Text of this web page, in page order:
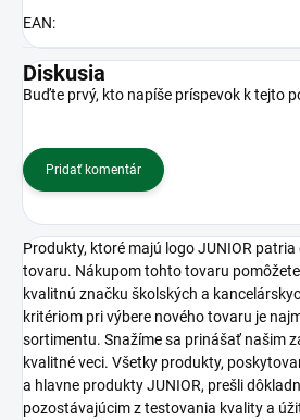
EAN:
Diskusia
Buďte prvý, kto napíše príspevok k tejto
Pridať komentár
Produkty, ktoré majú logo JUNIOR
tovaru. Nákupom tohto tovaru
kvalitnú značku školských a
kritériom pri výbere nového tovaru je
sortimentu. Snažíme sa prinášať našim
kvalitné veci. Všetky produkty,
a hlavne produkty JUNIOR, prešli
pozostávajúcim z testovania kvality a